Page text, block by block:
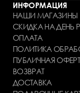
ИНФОРМАЦИЯ
НАШИ МАГАЗИНЫ
СКИДКА НА ДЕНЬ
ОПЛАТА
ПОЛИТИКА
ПУБЛИЧНАЯ
ВОЗВРАТ
ДОСТАВКА